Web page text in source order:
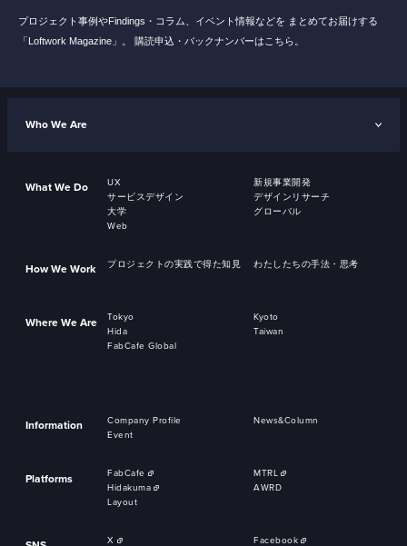
プロジェクト事例やFindings・コラム、イベント情報などを まとめてお届けする
「Loftwork Magazine」。
購読申込・バックナンバーはこちら。
Who We Are
What We Do UX
新規事業開発
サービスデザイン
デザインリサーチ
大学
グローバル
Web
How We Work プロジェクトの実践で得た知見 わたしたちの手法・思考
Where We Are Tokyo
Kyoto
Hida
Taiwan
FabCafe Global
Information Company Profile
News&Column
Event
Platforms FabCafe
MTRL
Hidakuma
AWRD
Layout
X Facebook